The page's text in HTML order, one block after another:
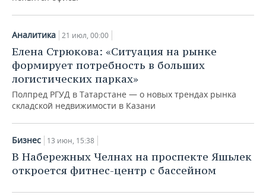
Аналитика 21 июл, 00:00
Елена Стрюкова: «Ситуация на рынке
формирует потребность в больших
логистических парках»
Полпред РГУД в Татарстане — о новых трендах рынка
складской недвижимости в Казани
Бизнес 13 июн, 15:38
В Набережных Челнах на проспекте Яшьлек
откроется фитнес-центр с бассейном